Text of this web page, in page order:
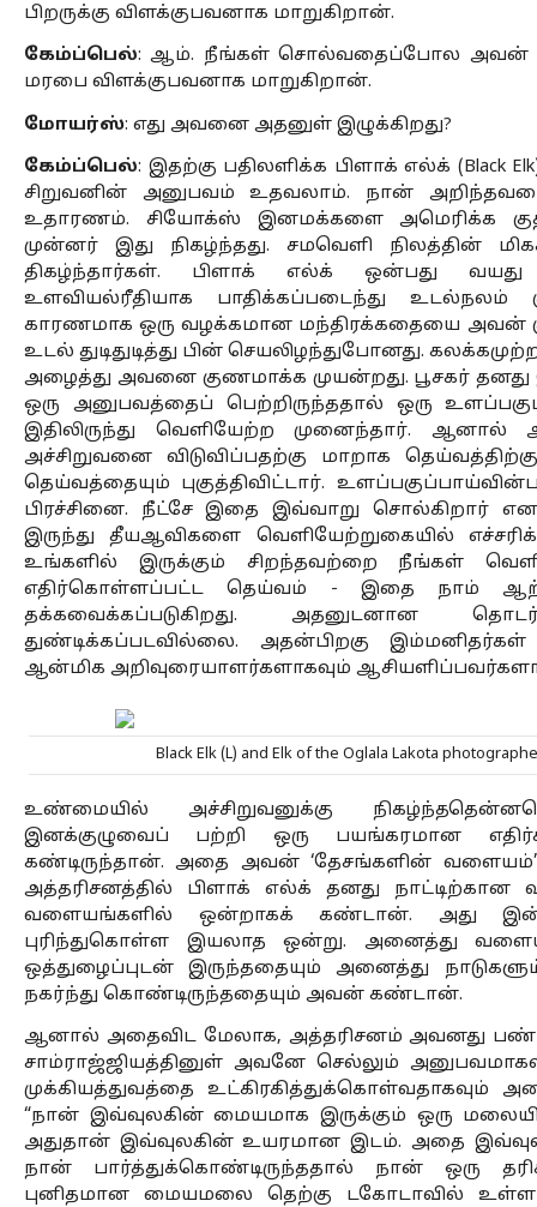
பிறருக்கு விளக்குபவனாக மாறுகிறான்.
கேம்ப்பெல்: ஆம். நீங்கள் சொல்வதைப்போல அவன்
மரபை விளக்குபவனாக மாறுகிறான்.
மோயர்ஸ்: எது அவனை அதனுள் இழுக்கிறது?
கேம்ப்பெல்: இதற்கு பதிலளிக்க பிளாக் எல்க் (Black
சிறுவனின் அனுபவம் உதவலாம். நான்
உதாரணம். சியோக்ஸ் இனமக்களை அமெரிக்க
முன்னர் இது நிகழ்ந்தது. சமவெளி நிலத்தின்
திகழ்ந்தார்கள். பிளாக் எல்க் ஒன்பது வயது
உளவியல்ரீதியாக பாதிக்கப்படைந்து உடல்நலம்
காரணமாக ஒரு வழக்கமான மந்திரக்கதையை அவன்
உடல் துடிதுடித்து பின் செயலிழந்துபோனது.
அழைத்து அவனை குணமாக்க முயன்றது. பூசகர்
ஒரு அனுபவத்தைப் பெற்றிருந்ததால் ஒரு
இதிலிருந்து வெளியேற்ற முனைந்தார். ஆனால்
அச்சிறுவனை விடுவிப்பதற்கு மாறாக
தெய்வத்தையும் புகுத்திவிட்டார்.
பிரச்சினை. நீட்சே இதை இவ்வாறு சொல்கிறார்
இருந்து தீயஆவிகளை வெளியேற்றுகையில்
உங்களில் இருக்கும் சிறந்தவற்றை நீங்கள்
எதிர்கொள்ளப்பட்ட தெய்வம் - இதை நாம்
தக்கவைக்கப்படுகிறது. அதனுடனான தொடர்பு
துண்டிக்கப்படவில்லை. அதன்பிறகு
ஆன்மிக அறிவுரையாளர்களாகவும்
Black Elk (L) and Elk of the Oglala Lakota
உண்மையில் அச்சிறுவனுக்கு
இனக்குழுவைப் பற்றி ஒரு பயங்கரமான
கண்டிருந்தான். அதை அவன் ‘தேசங்களின் வளையம்’
அத்தரிசனத்தில் பிளாக் எல்க் தனது
வளையங்களில் ஒன்றாகக் கண்டான். அது
புரிந்துகொள்ள இயலாத ஒன்று. அனைத்து
ஒத்துழைப்புடன் இருந்ததையும் அனைத்து
நகர்ந்து கொண்டிருந்ததையும் அவன் கண்டான்.
ஆனால் அதைவிட மேலாக, அத்தரிசனம் அவனது
சாம்ராஜ்ஜியத்தினுள் அவனே செல்லும்
முக்கியத்துவத்தை உட்கிரகித்துக்கொள்வதாகவும்
“நான் இவ்வுலகின் மையமாக இருக்கும் ஒரு
அதுதான் இவ்வுலகின் உயரமான இடம். அதை
நான் பார்த்துக்கொண்டிருந்ததால் நான் ஒரு
புனிதமான மையமலை தெற்கு டகோடாவில் உள்ள